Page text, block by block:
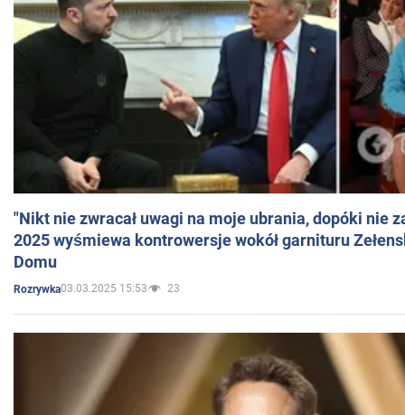
"Nikt nie zwracał uwagi na moje ubrania, dopóki nie
2025 wyśmiewa kontrowersje wokół garnituru
Domu
Rozrywka03.03.2025 15:53 23